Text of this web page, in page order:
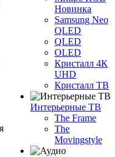
Новинка
Samsung Neo
QLED
QLED
OLED
Кристалл 4К
UHD
Кристалл ТВ
Интерьерные ТВ
The Frame
The
Movingstyle